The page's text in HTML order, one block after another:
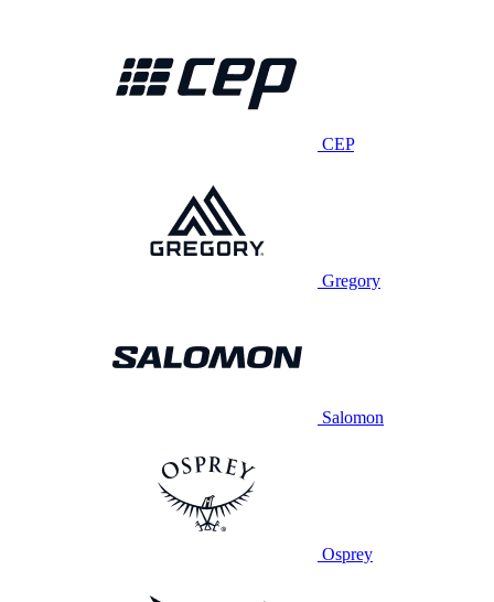
CEP
Gregory
Salomon
Osprey